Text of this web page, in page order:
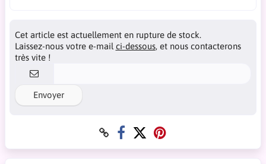
Cet article est actuellement en rupture de stock.
Laissez-nous votre e-mail ci-dessous, et nous contacterons
très vite !
Envoyer